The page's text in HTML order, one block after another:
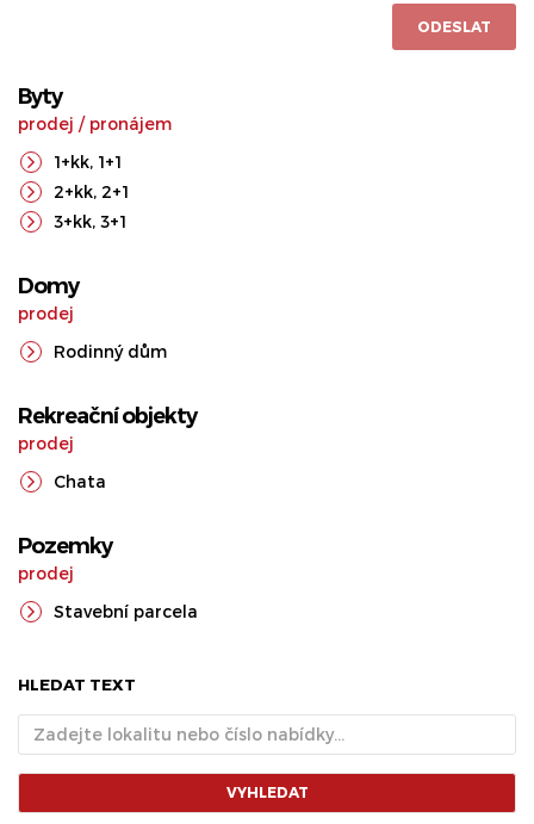
ODESLAT
Byty
prodej / pronájem
1+kk, 1+1
2+kk, 2+1
3+kk, 3+1
Domy
prodej
Rodinný dům
Rekreační objekty
prodej
Chata
Pozemky
prodej
Stavební parcela
HLEDAT TEXT
VYHLEDAT